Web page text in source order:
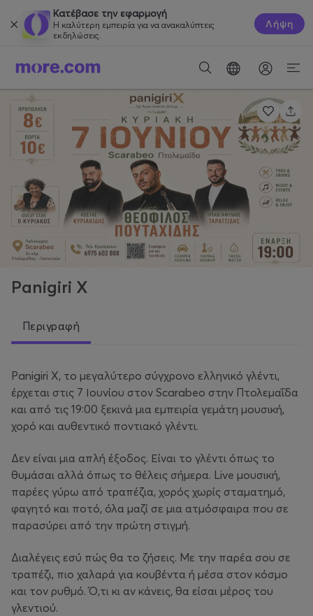
Κατέβασε την εφαρμογή
Η καλύτερη εμπειρία για να ανακαλύπτεις
εκδηλώσεις.
Λήψη
Panigiri X
Περιγραφή
Panigiri X, το μεγαλύτερο σύγχρονο ελληνικό γλέντι,
έρχεται στις 7 Ιουνίου στον Scarabeo στην Πτολεμαΐδα
και από τις 19:00 ξεκινά μια εμπειρία γεμάτη μουσική,
χορό και αυθεντικό ποντιακό γλέντι.
Δεν είναι μια απλή έξοδος. Είναι το γλέντι όπως το
θυμάσαι αλλά όπως το θέλεις σήμερα. Live μουσική,
παρέες γύρω από τραπέζια, χορός χωρίς σταματημό,
φαγητό και ποτό, όλα μαζί σε μια ατμόσφαιρα που σε
παρασύρει από την πρώτη στιγμή.
Διαλέγεις εσύ πώς θα το ζήσεις. Με την παρέα σου σε
τραπέζι, πιο χαλαρά για κουβέντα ή μέσα στον κόσμο
και τον ρυθμό. Ό,τι κι αν κάνεις, θα είσαι μέρος του
γλεντιού.